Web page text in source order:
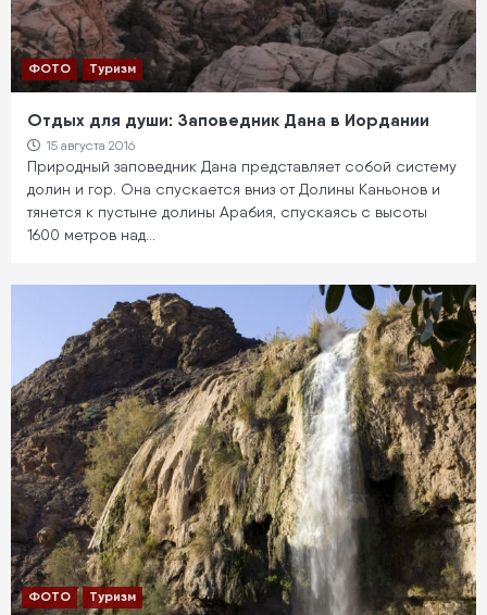
ФОТО Туризм
Отдых для души: Заповедник Дана в Иордании
15 августа 2016
Природный заповедник Дана представляет собой систему
долин и гор. Она спускается вниз от Долины Каньонов и
тянется к пустыне долины Арабия, спускаясь с высоты
1600 метров над…
ФОТО Туризм